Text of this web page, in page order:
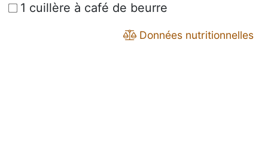
1 cuillère à café de beurre
Données nutritionnelles